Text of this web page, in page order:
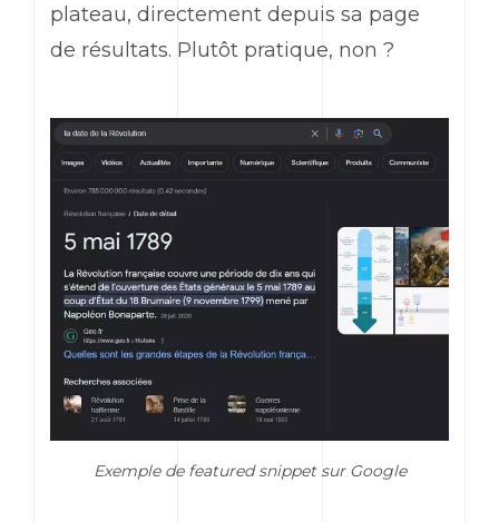
plateau, directement depuis sa page
de résultats. Plutôt pratique, non ?
Exemple de featured snippet sur Google